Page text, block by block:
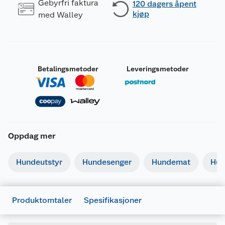
Gebyrfri faktura
med Walley
120 dagers åpent
kjøp
Betalingsmetoder Leveringsmetoder
Oppdag mer
Hundeutstyr Hundesenger Hundemat
Produktomtaler Spesifikasjoner
Generelt